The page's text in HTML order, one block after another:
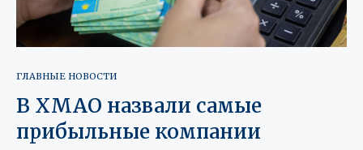
ГЛАВНЫЕ НОВОСТИ
В ХМАО назвали самые
прибыльные компании